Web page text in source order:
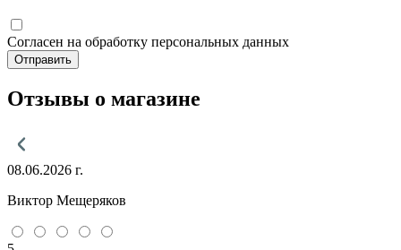
Согласен на обработку персональных данных
Отправить
Отзывы о магазине
08.06.2026 г.
Виктор Мещеряков